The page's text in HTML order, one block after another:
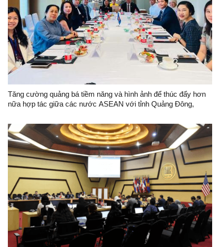
Tăng cường quảng bá tiềm năng và hình ảnh để thúc đẩy hơn
nữa hợp tác giữa các nước ASEAN với tỉnh Quảng Đông,